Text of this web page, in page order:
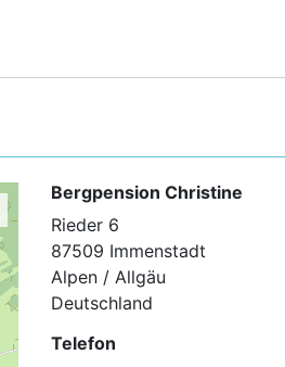
Bergpension Christine
Rieder 6
87509 Immenstadt
Alpen / Allgäu
Deutschland
Telefon